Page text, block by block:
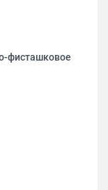
фисташковое